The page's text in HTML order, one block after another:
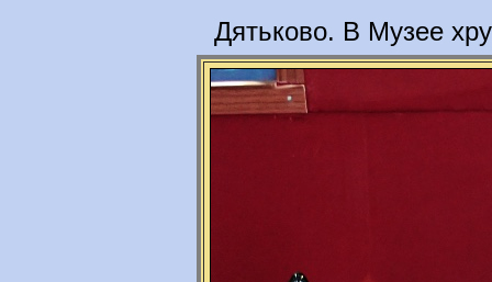
Дятьково. В Музее